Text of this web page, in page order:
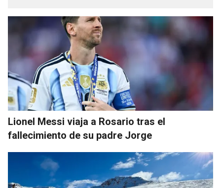
Lionel Messi viaja a Rosario tras el
fallecimiento de su padre Jorge